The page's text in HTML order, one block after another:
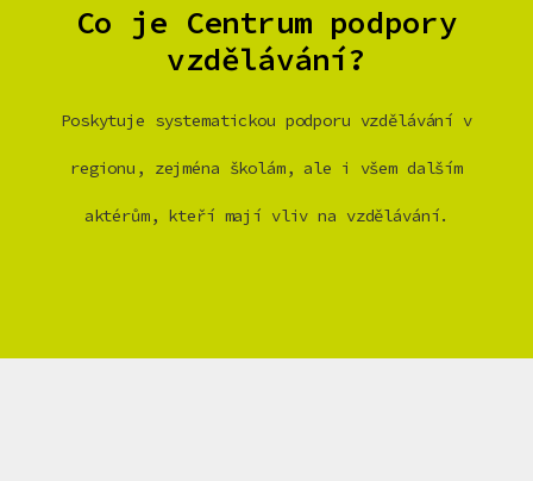
Co je Centrum podpory
vzdělávání?
Poskytuje systematickou podporu vzdělávání v
regionu, zejména školám, ale i všem dalším
aktérům, kteří mají vliv na vzdělávání.